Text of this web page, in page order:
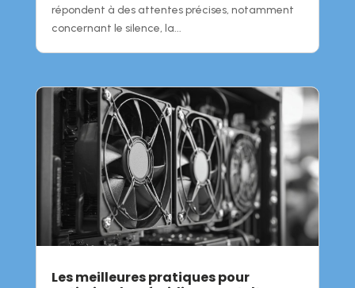
répondent à des attentes précises, notamment
concernant le silence, la...
Les meilleures pratiques pour